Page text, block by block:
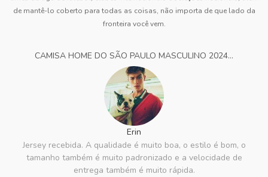
de mantê-lo coberto para todas as coisas, não importa de que lado da
fronteira você vem.
CAMISA HOME DO SÃO PAULO MASCULINO 2024...
Erin
Jersey recebida. A qualidade é muito boa, o estilo é bom, o
tamanho também é muito padronizado e a velocidade de
entrega também é muito rápida.